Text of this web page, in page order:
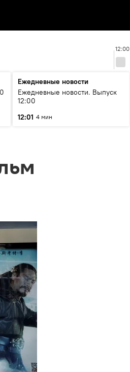
12:00
Ежедневные новости
Ежедневные новости. Выпуск
12:00
12:01 4 мин